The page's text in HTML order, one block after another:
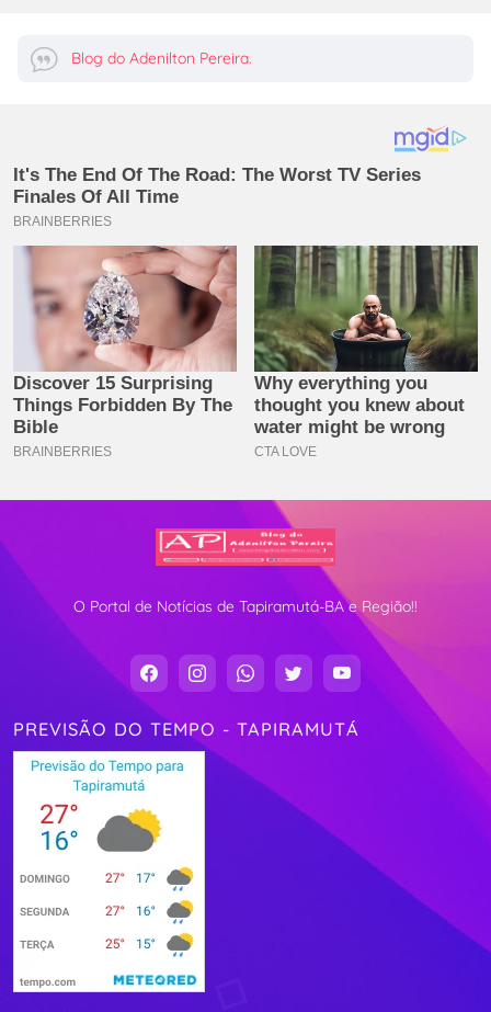
Blog do Adenilton Pereira.
O Portal de Notícias de Tapiramutá-BA e Região!!
PREVISÃO DO TEMPO - TAPIRAMUTÁ